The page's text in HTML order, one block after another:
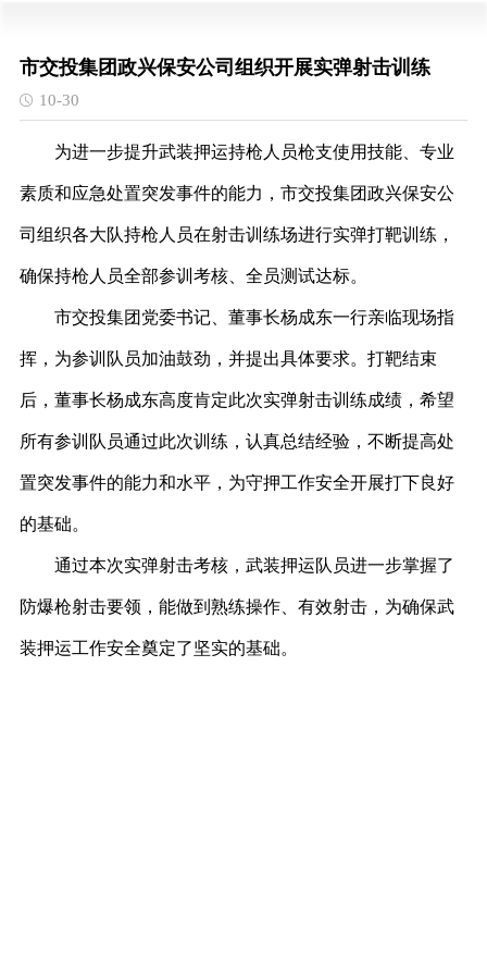
市交投集团政兴保安公司组织开展实弹射击训练
10-30
为进一步提升武装押运持枪人员枪支使用技能、专业
素质和应急处置突发事件的能力，市交投集团政兴保安公
司组织各大队持枪人员在射击训练场进行实弹打靶训练，
确保持枪人员全部参训考核、全员测试达标。
市交投集团党委书记、董事长杨成东一行亲临现场指
挥，为参训队员加油鼓劲，并提出具体要求。打靶结束
后，董事长杨成东高度肯定此次实弹射击训练成绩，希望
所有参训队员通过此次训练，认真总结经验，不断提高处
置突发事件的能力和水平，为守押工作安全开展打下良好
的基础。
通过本次实弹射击考核，武装押运队员进一步掌握了
防爆枪射击要领，能做到熟练操作、有效射击，为确保武
装押运工作安全奠定了坚实的基础。